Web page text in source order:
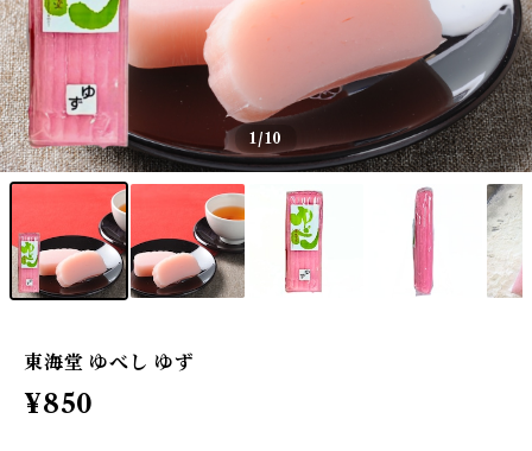
1/10
東海堂 ゆべし ゆず
¥850